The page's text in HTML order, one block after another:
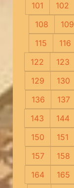
101
102
108
109
115
116
122
123
129
130
136
137
143
144
150
151
157
158
164
165